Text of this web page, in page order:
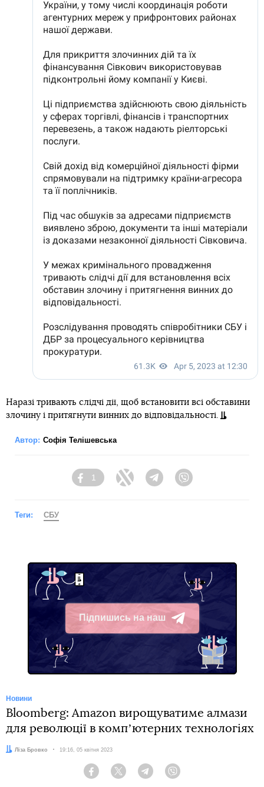
Наразі тривають слідчі дії, щоб встановити всі обставини
злочину і притягнути винних до відповідальності.
Автор: Софія Телішевська
Facebook
1
Twitter TelegramViber
Теги: СБУ
Підпишись на наш
Telegram
Новини
Bloomberg: Amazon вирощуватиме алмази
для революції в компʼютерних технологіях
Автор:
Ліза Бровко Дата:
19:16, 05 квітня 2023
Facebook Twitter Telegram